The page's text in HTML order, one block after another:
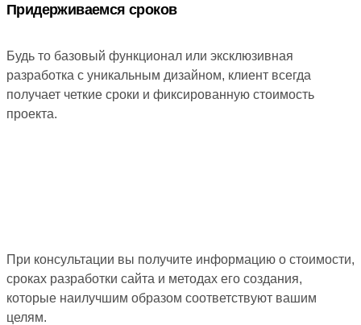
Придерживаемся сроков
Будь то базовый функционал или эксклюзивная
разработка с уникальным дизайном, клиент всегда
получает четкие сроки и фиксированную стоимость
проекта.
При консультации вы получите информацию о стоимости,
сроках разработки сайта и методах его создания,
которые наилучшим образом соответствуют вашим
целям.